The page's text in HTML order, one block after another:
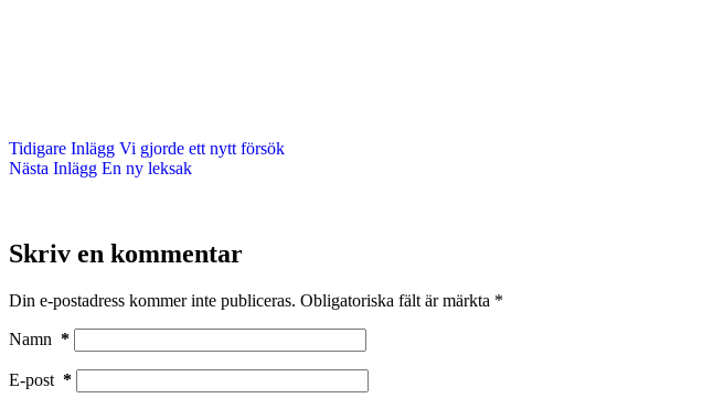
Tidigare Inlägg Vi gjorde ett nytt försök
Nästa Inlägg En ny leksak
Skriv en kommentar
Din e-postadress kommer inte publiceras. Obligatoriska fält är märkta *
Namn *
E-post *